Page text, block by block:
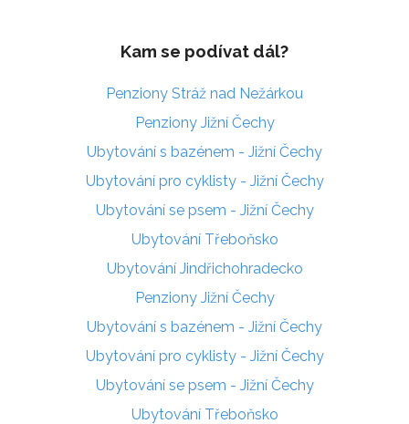
Kam se podívat dál?
Penziony Stráž nad Nežárkou
Penziony Jižní Čechy
Ubytování s bazénem - Jižní Čechy
Ubytování pro cyklisty - Jižní Čechy
Ubytování se psem - Jižní Čechy
Ubytování Třeboňsko
Ubytování Jindřichohradecko
Penziony Jižní Čechy
Ubytování s bazénem - Jižní Čechy
Ubytování pro cyklisty - Jižní Čechy
Ubytování se psem - Jižní Čechy
Ubytování Třeboňsko